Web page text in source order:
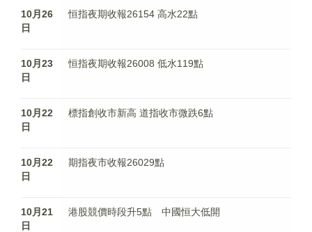
10月26
日
恒指夜期收報26154 高水22點
10月23
日
恒指夜期收報26008 低水119點
10月22
日
標指創收市新高 道指收市微跌6點
10月22
日
期指夜市收報26029點
10月21
日
港股競價時段升5點 中國恒大低開